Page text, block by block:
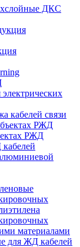
ДКС
кабелей связи
РЖД
материалами
для ЖД кабелей